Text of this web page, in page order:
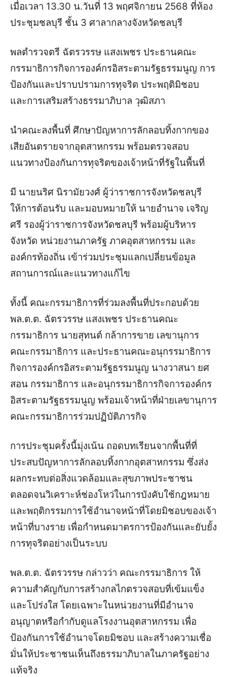
เมื่อเวลา 13.30 น.วันที่ 13 พฤศจิกายน 2568 ที่ห้อง
ประชุมชลบุรี ชั้น 3 ศาลากลางจังหวัดชลบุรี
พลตำรวจตรี ฉัตรวรรษ แสงเพชร ประธานคณะ
กรรมาธิการกิจการองค์กรอิสระตามรัฐธรรมนูญ การ
ป้องกันและปราบปรามการทุจริต ประพฤติมิชอบ
และการเสริมสร้างธรรมาภิบาล วุฒิสภา
นำคณะลงพื้นที่ ศึกษาปัญหาการลักลอบทิ้งกากของ
เสียอันตรายจากอุตสาหกรรม พร้อมตรวจสอบ
แนวทางป้องกันการทุจริตของเจ้าหน้าที่รัฐในพื้นที่
มี นายนริศ นิรามัยวงศ์ ผู้ว่าราชการจังหวัดชลบุรี
ให้การต้อนรับ และมอบหมายให้ นายอำนาจ เจริญ
ศรี รองผู้ว่าราชการจังหวัดชลบุรี พร้อมผู้บริหาร
จังหวัด หน่วยงานภาครัฐ ภาคอุตสาหกรรม และ
องค์กรท้องถิ่น เข้าร่วมประชุมแลกเปลี่ยนข้อมูล
สถานการณ์และแนวทางแก้ไข
ทั้งนี้ คณะกรรมาธิการที่ร่วมลงพื้นที่ประกอบด้วย
พล.ต.ต. ฉัตรวรรษ แสงเพชร ประธานคณะ
กรรมาธิการ นายสุทนต์ กล้าการขาย เลขานุการ
คณะกรรมาธิการ และประธานคณะอนุกรรมาธิการ
กิจการองค์กรอิสระตามรัฐธรรมนูญ นางวาสนา ยศ
สอน กรรมาธิการ และอนุกรรมาธิการกิจการองค์กร
อิสระตามรัฐธรรมนูญ พร้อมเจ้าหน้าที่ฝ่ายเลขานุการ
คณะกรรมาธิการร่วมปฏิบัติภารกิจ
การประชุมครั้งนี้มุ่งเน้น ถอดบทเรียนจากพื้นที่ที่
ประสบปัญหาการลักลอบทิ้งกากอุตสาหกรรม ซึ่งส่ง
ผลกระทบต่อสิ่งแวดล้อมและสุขภาพประชาชน
ตลอดจนวิเคราะห์ช่องโหว่ในการบังคับใช้กฎหมาย
และพฤติกรรมการใช้อำนาจหน้าที่โดยมิชอบของเจ้า
หน้าที่บางราย เพื่อกำหนดมาตรการป้องกันและยับยั้ง
การทุจริตอย่างเป็นระบบ
พล.ต.ต. ฉัตรวรรษ กล่าวว่า คณะกรรมาธิการ ให้
ความสำคัญกับการสร้างกลไกตรวจสอบที่เข้มแข็ง
และโปร่งใส โดยเฉพาะในหน่วยงานที่มีอำนาจ
อนุญาตหรือกำกับดูแลโรงงานอุตสาหกรรม เพื่อ
ป้องกันการใช้อำนาจโดยมิชอบ และสร้างความเชื่อ
มั่นให้ประชาชนเห็นถึงธรรมาภิบาลในภาครัฐอย่าง
แท้จริง